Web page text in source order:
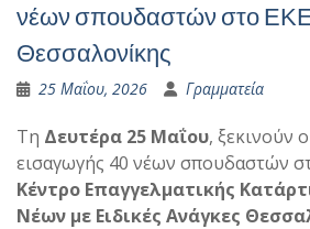
νέων σπουδαστών στο
Θεσσαλονίκης
25 Μαΐου, 2026 Γραμματεία
Τη Δευτέρα 25 Μαΐου, ξεκινούν
εισαγωγής 40 νέων σπουδαστών
Κέντρο Επαγγελματικής
Νέων με Ειδικές Ανάγκες